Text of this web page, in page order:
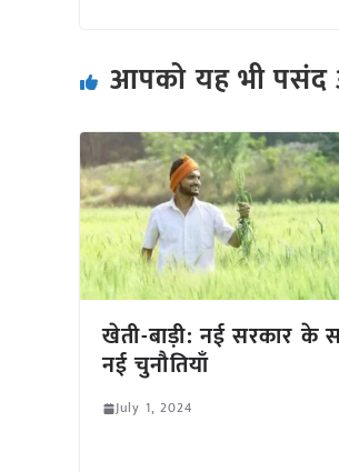
आपको यह भी
खेती-बाड़ी: नई सरकार के
नई चुनौतियाँ
July 1, 2024